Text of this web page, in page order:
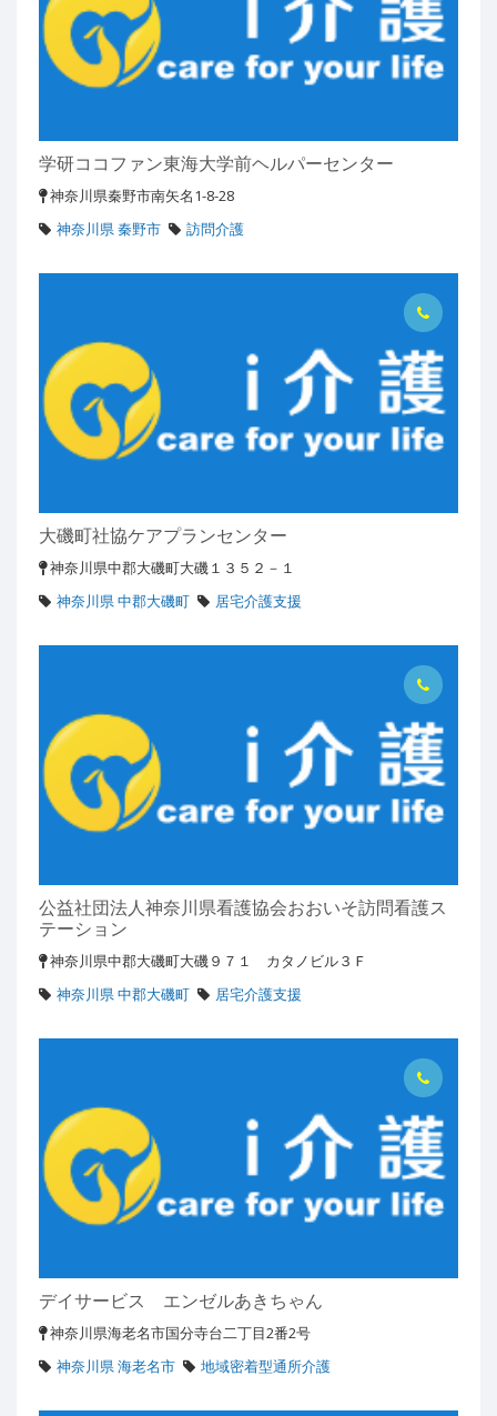
学研ココファン東海大学前ヘルパーセンター
神奈川県秦野市南矢名1-8-28
神奈川県 秦野市
訪問介護
大磯町社協ケアプランセンター
神奈川県中郡大磯町大磯１３５２－１
神奈川県 中郡大磯町
居宅介護支援
公益社団法人神奈川県看護協会おおいそ訪問看護ス
テーション
神奈川県中郡大磯町大磯９７１ カタノビル３Ｆ
神奈川県 中郡大磯町
居宅介護支援
デイサービス エンゼルあきちゃん
神奈川県海老名市国分寺台二丁目2番2号
神奈川県 海老名市
地域密着型通所介護